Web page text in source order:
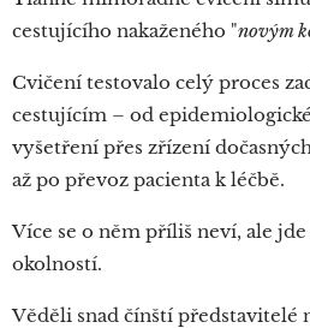
cestujícího nakaženého "novým
Cvičení testovalo celý proces
cestujícím – od
vyšetření přes zřízení
až po převoz pacienta k léčbě.
Více se o něm příliš neví, ale
okolností.
Věděli snad čínští představitelé